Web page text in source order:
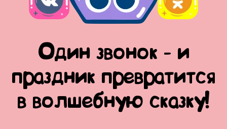
Один звонок - и
праздник превратится
в волшебную сказку!